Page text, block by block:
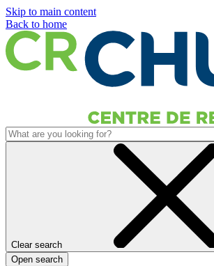
Skip to main content
Back to home
Clear search
Open search